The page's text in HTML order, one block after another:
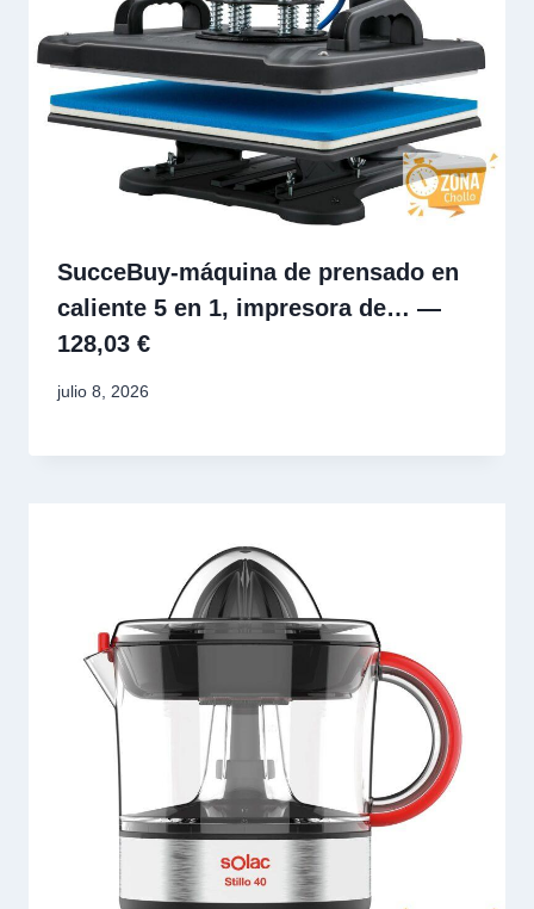
SucceBuy-máquina de prensado en
caliente 5 en 1, impresora de… —
128,03 €
julio 8, 2026